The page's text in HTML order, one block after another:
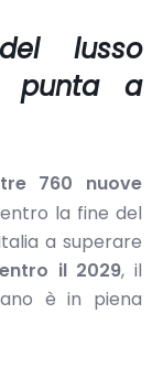
lusso
punta a
760 nuove
la fine del
a superare
il 2029, il
è in piena